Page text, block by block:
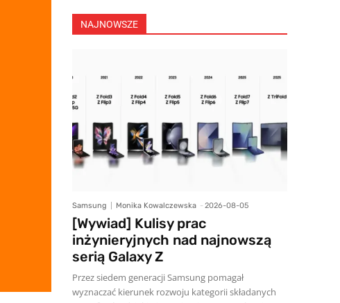
NAJNOWSZE
Samsung Monika Kowalczewska - 2026-08-05
[Wywiad] Kulisy prac
inżynieryjnych nad najnowszą
serią Galaxy Z
Przez siedem generacji Samsung pomagał
wyznaczać kierunek rozwoju kategorii składanych